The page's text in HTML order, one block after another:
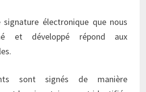
signature électronique que nous
et développé répond aux
sont signés de manière